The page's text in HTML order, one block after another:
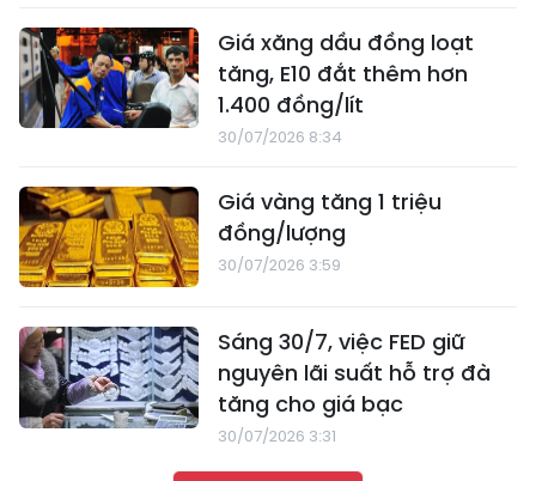
Giá xăng dầu đồng loạt
tăng, E10 đắt thêm hơn
1.400 đồng/lít
30/07/2026 8:34
Giá vàng tăng 1 triệu
đồng/lượng
30/07/2026 3:59
Sáng 30/7, việc FED giữ
nguyên lãi suất hỗ trợ đà
tăng cho giá bạc
30/07/2026 3:31